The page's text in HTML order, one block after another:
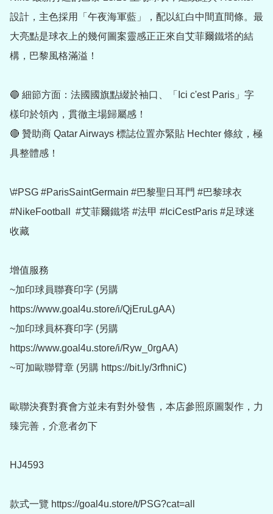
設計，主色採用「午夜海軍藍」，配以紅白中間直間條。最
大亮點是球衣上的幾何圖案靈感正正來自艾菲爾鐵塔的結
構，巴黎風格滿溢！
🔵 細節方面：法國國旗點綴於袖口、「Ici c'est Paris」字
樣印於領內，貫徹主場歸屬感！
🔴 贊助商 Qatar Airways 標誌位置亦緊貼 Hechter 條紋，極
具整體感！
\#PSG #ParisSaintGermain #巴黎聖日耳門 #巴黎球衣
#NikeFootball  #艾菲爾鐵塔 #法甲 #IciCestParis #足球迷
收藏
增值服務
~加印球員聯賽印字 (另購
https://www.goal4u.store/i/QjEruLgAA)
~加印球員杯賽印字 (另購
https://www.goal4u.store/i/Ryw_0rgAA)
~可加歐聯臂章 (另購 https://bit.ly/3rfhniC)
歐聯決賽對賽會方並未有對外發售，本店參照原圖製作，力
臻完善，介意者勿下
HJ4593
款式一覽 https://goal4u.store/t/PSG?cat=all